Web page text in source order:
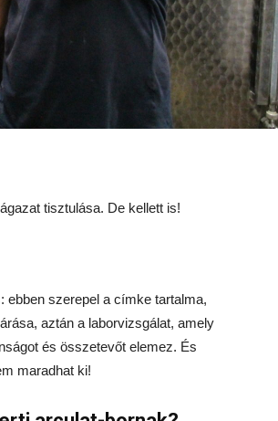
tisztulása. De kellett is!
ebben szerepel a címke tartalma,
aztán a laborvizsgálat, amely
és összetevőt elemez. És
maradhat ki!